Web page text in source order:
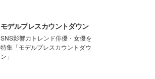
モデルプレスカウントダウン
SNS影響力トレンド俳優・女優を
特集「モデルプレスカウントダウ
ン」